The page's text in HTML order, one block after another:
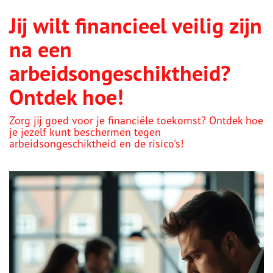
Jij wilt financieel veilig zijn
na een
arbeidsongeschiktheid?
Ontdek hoe!
Zorg jij goed voor je financiële toekomst? Ontdek hoe
je jezelf kunt beschermen tegen
arbeidsongeschiktheid en de risico's!